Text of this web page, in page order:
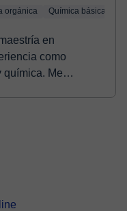
orgánica Química básica
en
como
química. Me